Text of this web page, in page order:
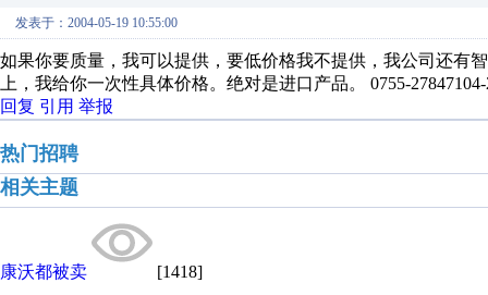
发表于：2004-05-19 10:55:00
如果你要质量，我可以提供，要低价格我不提供，我公司还有
上，我给你一次性具体价格。绝对是进口产品。 0755-27847104-
回复 引用 举报
热门招聘
相关主题
康沃都被卖 [1418]